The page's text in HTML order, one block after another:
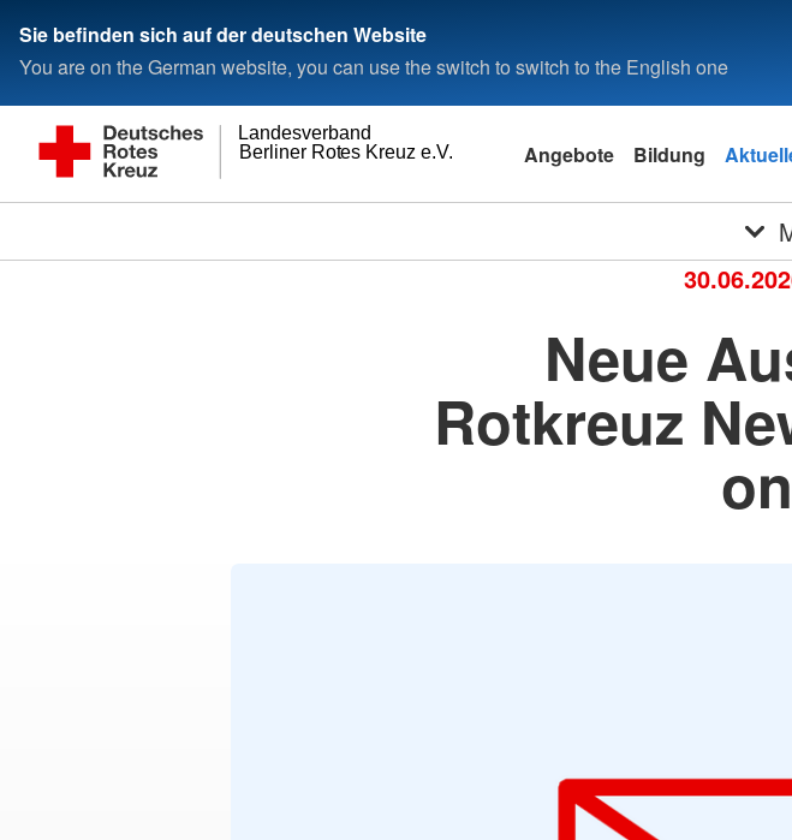
Sie befinden sich auf der deutschen Website
You are on the German website, you can use the switch to switch to the English one
Berliner Rotes Kreuz e.V.
Landesverband
Angebote Bildung
Neue
Rotkreuz